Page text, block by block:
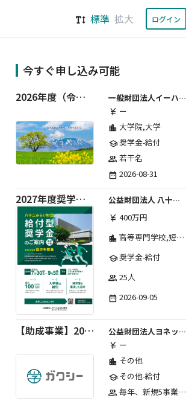
標準 拡大 ログイン
今すぐ申し込み可能
2026年度（令和8年度）第２期 一般財団法人イーハトーブ育英会奨学生募集（給付型） 日本国内及び海外の大学・大学院に自宅外通学をする学生に生活費の一部(家賃半額相当)を給付【岩手県が本籍地の大学生または大学院生対象】
一般財団法人イーハトーブ育英会
currency_yen ー
location_city 大学院,大学
school奨学金-給付
group 若干名
date_range 2026-08-31
2027年度奨学生募集要項
公益財団法人 八十二みらい財団
currency_yen 400万円
location_city 高等専門学校,短期大学,専修学校,大学
school奨学金-給付
group 25人
date_range 2026-09-05
【助成事業】2027年度中学校部活動の地域展開推進に関する助成金
公益財団法人ヨネックススポーツ振興財団
currency_yen ー
location_city その他
schoolその他-給付
group 毎年、新規5事業前後への助成金交付を予定とし、初年度5事業、2年目合計10事業前後、3年目合計15事業前後、4年目以降は15事業前後にて実施する。 2025年度採択実績：5事業、2026年度採択実績：5事業